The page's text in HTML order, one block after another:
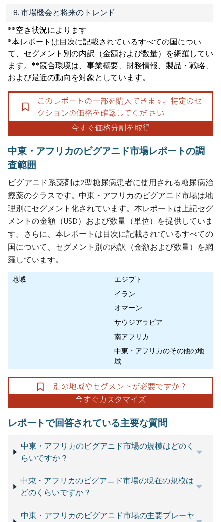
8. 市場機会と将来のトレンド
**空き状況によります
*本レポートは目次に記載されているすべての国につい
て、セグメント別の内訳（金額および数量）を網羅してい
ます。**競合環境は、事業概要、財務情報、製品・戦略、
および最近の動向を対象としています。
中東・アフリカのビグアニド市場レポートの調
査範囲
ビグアニド系薬剤は2型糖尿病患者に使用される糖尿病治
療薬のクラスです。中東・アフリカのビグアニド市場は地
理別にセグメント化されています。本レポートは上記セグ
メントの金額（USD）および数量（単位）を提供していま
す。さらに、本レポートは目次に記載されているすべての
国について、セグメント別の内訳（金額および数量）を網
羅しています。
地域
エジプト
イラン
オマーン
サウジアラビア
南アフリカ
中東・アフリカのその他の地
域
レポートで回答されている主要な質問
中東・アフリカのビグアニド市場の規模はどのく
らいですか？
中東・アフリカのビグアニド市場の現在の規模は
どのくらいですか？
中東・アフリカのビグアニド市場の主要プレーヤ